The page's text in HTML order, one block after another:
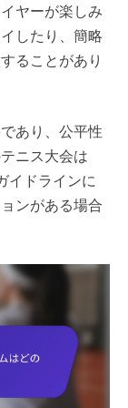
ヤーが楽しみ
したり、簡略
ることがあり
あり、公平性
ニス大会は
イドラインに
ンがある場合